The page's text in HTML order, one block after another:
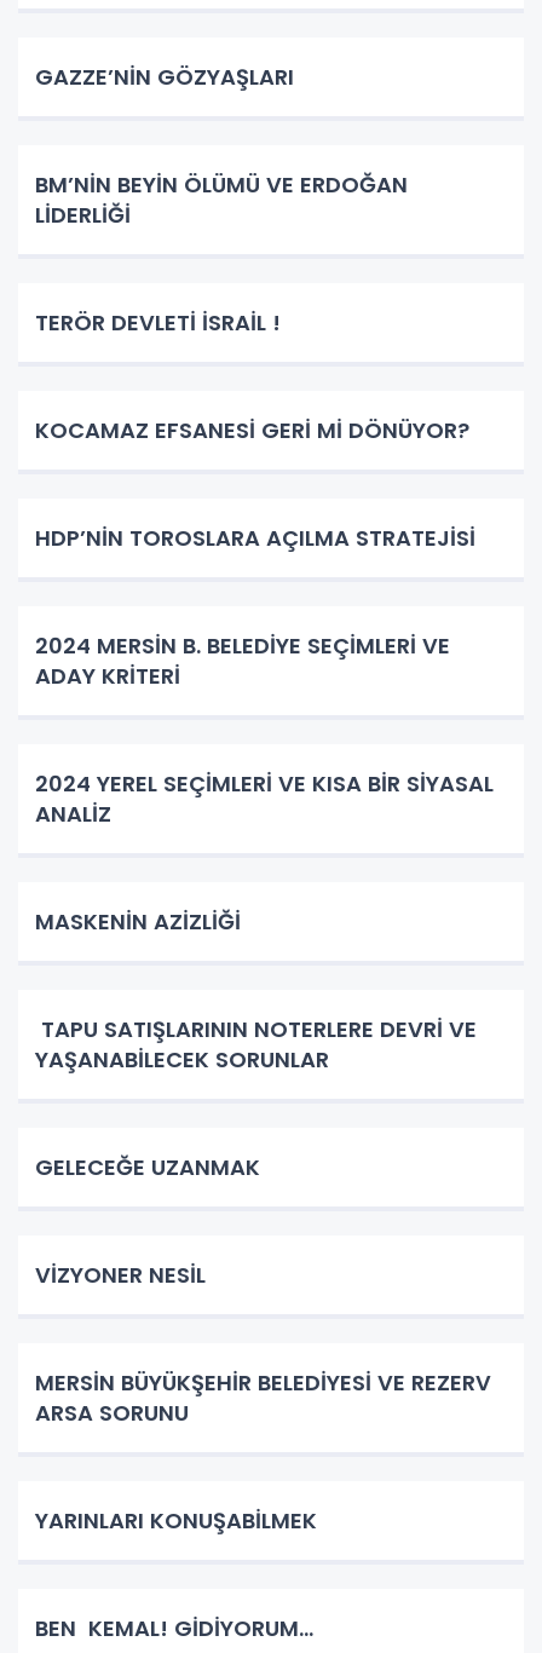
GAZZE’NİN GÖZYAŞLARI
BM’NİN BEYİN ÖLÜMÜ VE ERDOĞAN
LİDERLİĞİ
TERÖR DEVLETİ İSRAİL !
KOCAMAZ EFSANESİ GERİ Mİ DÖNÜYOR?
HDP’NİN TOROSLARA AÇILMA STRATEJİSİ
2024 MERSİN B. BELEDİYE SEÇİMLERİ VE
ADAY KRİTERİ
2024 YEREL SEÇİMLERİ VE KISA BİR SİYASAL
ANALİZ
MASKENİN AZİZLİĞİ
TAPU SATIŞLARININ NOTERLERE DEVRİ VE
YAŞANABİLECEK SORUNLAR
GELECEĞE UZANMAK
VİZYONER NESİL
MERSİN BÜYÜKŞEHİR BELEDİYESİ VE REZERV
ARSA SORUNU
YARINLARI KONUŞABİLMEK
BEN KEMAL! GİDİYORUM…